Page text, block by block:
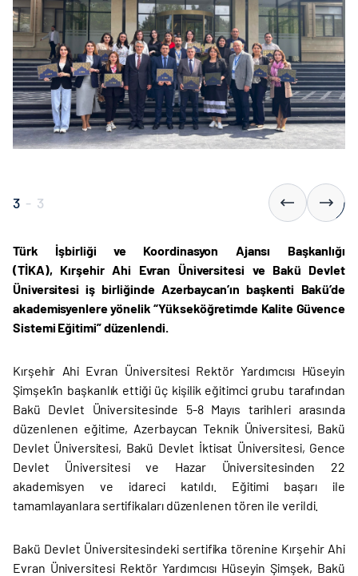
3 - 3
Türk İşbirliği ve Koordinasyon Ajansı Başkanlığı
(TİKA), Kırşehir Ahi Evran Üniversitesi ve Bakü Devlet
Üniversitesi iş birliğinde Azerbaycan’ın başkenti Bakü’de
akademisyenlere yönelik “Yükseköğretimde Kalite Güvence
Sistemi Eğitimi” düzenlendi.
Kırşehir Ahi Evran Üniversitesi Rektör Yardımcısı Hüseyin
Şimşek’in başkanlık ettiği üç kişilik eğitimci grubu tarafından
Bakü Devlet Üniversitesinde 5-8 Mayıs tarihleri arasında
düzenlenen eğitime, Azerbaycan Teknik Üniversitesi, Bakü
Devlet Üniversitesi, Bakü Devlet İktisat Üniversitesi, Gence
Devlet Üniversitesi ve Hazar Üniversitesinden 22
akademisyen ve idareci katıldı. Eğitimi başarı ile
tamamlayanlara sertifikaları düzenlenen tören ile verildi.
Bakü Devlet Üniversitesindeki sertifika törenine Kırşehir Ahi
Evran Üniversitesi Rektör Yardımcısı Hüseyin Şimşek, Bakü